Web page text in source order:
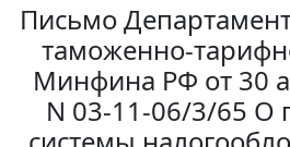
Письмо
таможенно-
Минфина РФ от 30
N 03-11-06/3/65 О